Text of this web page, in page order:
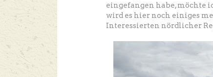
eingefangen habe, möchte
wird es hier noch einiges
Interessierten nördlicher